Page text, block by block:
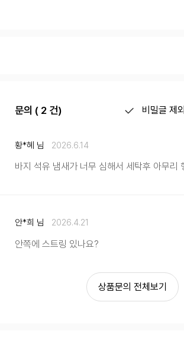
문의 ( 2 건) 비밀글 제외
황*혜 님 2026.6.14
안*희 님 2026.4.21
안쪽에 스트링 있나요?
상품문의 전체보기